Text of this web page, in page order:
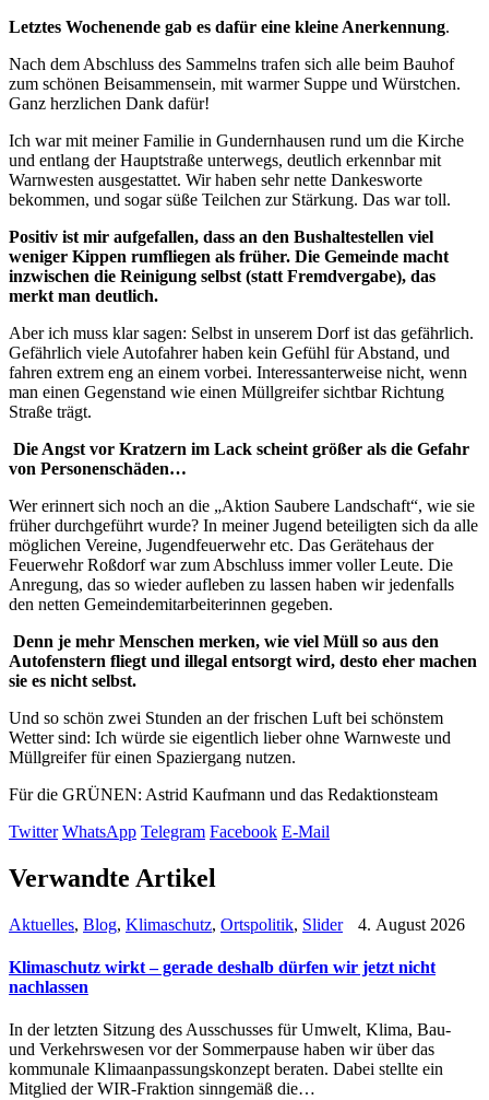
Letztes Wochenende gab es dafür eine kleine Anerkennung.
Nach dem Abschluss des Sammelns trafen sich alle beim Bauhof
zum schönen Beisammensein, mit warmer Suppe und Würstchen.
Ganz herzlichen Dank dafür!
Ich war mit meiner Familie in Gundernhausen rund um die Kirche
und entlang der Hauptstraße unterwegs, deutlich erkennbar mit
Warnwesten ausgestattet. Wir haben sehr nette Dankesworte
bekommen, und sogar süße Teilchen zur Stärkung. Das war toll.
Positiv ist mir aufgefallen, dass an den Bushaltestellen viel
weniger Kippen rumfliegen als früher. Die Gemeinde macht
inzwischen die Reinigung selbst (statt Fremdvergabe), das
merkt man deutlich.
Aber ich muss klar sagen: Selbst in unserem Dorf ist das gefährlich.
Gefährlich viele Autofahrer haben kein Gefühl für Abstand, und
fahren extrem eng an einem vorbei. Interessanterweise nicht, wenn
man einen Gegenstand wie einen Müllgreifer sichtbar Richtung
Straße trägt.
Die Angst vor Kratzern im Lack scheint größer als die Gefahr
von Personenschäden…
Wer erinnert sich noch an die „Aktion Saubere Landschaft“, wie sie
früher durchgeführt wurde? In meiner Jugend beteiligten sich da alle
möglichen Vereine, Jugendfeuerwehr etc. Das Gerätehaus der
Feuerwehr Roßdorf war zum Abschluss immer voller Leute. Die
Anregung, das so wieder aufleben zu lassen haben wir jedenfalls
den netten Gemeindemitarbeiterinnen gegeben.
Denn je mehr Menschen merken, wie viel Müll so aus den
Autofenstern fliegt und illegal entsorgt wird, desto eher machen
sie es nicht selbst.
Und so schön zwei Stunden an der frischen Luft bei schönstem
Wetter sind: Ich würde sie eigentlich lieber ohne Warnweste und
Müllgreifer für einen Spaziergang nutzen.
Für die GRÜNEN: Astrid Kaufmann und das Redaktionsteam
Twitter WhatsApp Telegram Facebook E-Mail
Verwandte Artikel
Aktuelles, Blog, Klimaschutz, Ortspolitik, Slider 4. August 2026
Klimaschutz wirkt – gerade deshalb dürfen wir jetzt nicht
nachlassen
In der letzten Sitzung des Ausschusses für Umwelt, Klima, Bau-
und Verkehrswesen vor der Sommerpause haben wir über das
kommunale Klimaanpassungskonzept beraten. Dabei stellte ein
Mitglied der WIR-Fraktion sinngemäß die…